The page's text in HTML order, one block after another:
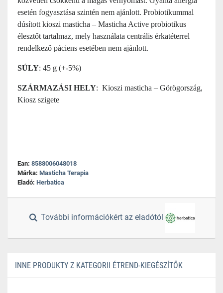
esetén fogyasztása szintén nem ajánlott. Probiotikummal
dúsított kioszi masticha – Masticha Active probiotikus
élesztőt tartalmaz, mely használata centrális érkatéterrel
rendelkező páciens esetében nem ajánlott.
SÚLY: 45 g (+-5%)
SZÁRMAZÁSI HELY: Kioszi masticha – Görögország,
Kiosz szigete
Ean: 8588006048018
Márka: Masticha Terapia
Eladó: Herbatica
További információkért az eladótól
INNE PRODUKTY Z KATEGORII ÉTREND-KIEGÉSZÍTŐK